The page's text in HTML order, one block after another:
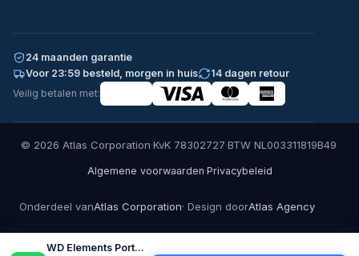
WD Elements Portable Externe Harde…
24 maanden garantie
Voor 23:59 besteld, morgen in huis
14 dagen retour
Veilig betalen met:
© 2026 Atlas Corporation·KvK 78302727·BTW NL003311819B49·
Algemene voorwaarden·Privacybeleid
Onderdeel vanAtlas Corporation· Design doorAtlas Agency